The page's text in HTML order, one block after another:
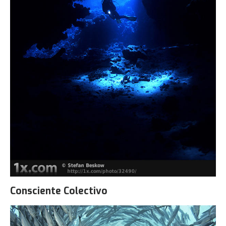
Consciente Colectivo